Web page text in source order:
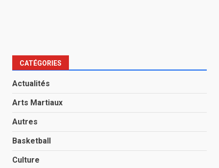
CATÉGORIES
Actualités
Arts Martiaux
Autres
Basketball
Culture